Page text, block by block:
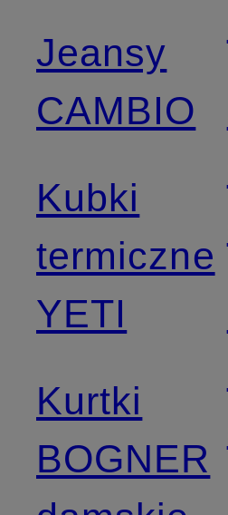
Jeansy
CAMBIO
Kubki
termiczne
YETI
Kurtki
BOGNER